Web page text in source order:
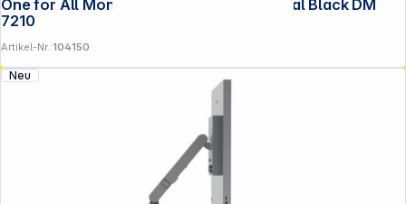
One for All Monitor Halterung Design Dual Black DM
7210
Artikel-Nr.:104150
Neu